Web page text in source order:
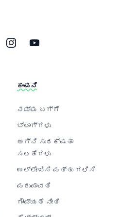
ಇನ್‌ಸ್ಟಾಗ್ರಾಮ್
ಯೂಟ್ಯೂಬ್
ಕಂಪನಿ
ನಮ್ಮ ಬಗ್ಗೆ
ಬ್ಲಾಗ್‌ಗಳು
ಅಗ್ನಿ ಸುರಕ್ಷತಾ
ಸಲಹೆಗಳು
ಉಲ್ಲೇಖಿಸಿ ಮತ್ತು ಗಳಿಸಿ
ಮರುಪಾವತಿ
ಗೌಪ್ಯತೆ ನೀತಿ